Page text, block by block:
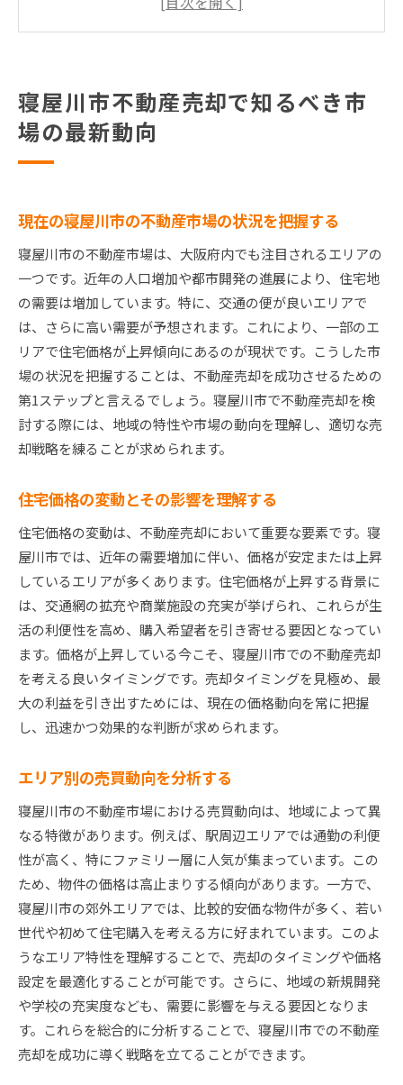
需要と供給のバランスを見極める
地域特性を活かした寝屋川市不動産売却の秘訣
地域の魅力を最大限に活用する方法
近隣施設の特徴を売却戦略に組み込む
地元住民のニーズに応える提案を考える
成功する寝屋川市不動産売却戦略のポイント
効果的なプロモーション方法を検討する
オンラインプラットフォームを活用した集客
専門家のアドバイスを受けるメリット
売却時期の選定がもたらす影響
価格設定のコツと交渉術を学ぶ
購入者の視点を考慮した物件魅力の強化
寝屋川市での不動産売却で高価格を実現する方法
ア
競争力を持たせるための物件差別化戦略
プロの写真撮影で魅力を引き出す
広告文におけるキャッチコピーの重要性
過去の成功事例から学ぶ価格設定の秘訣
購入者が求める付加価値を提供する方法
寝屋川市不動産市場の魅力を最大限に引き出す売却
術
地元の不動産エージェント活用法
エコフレンドリーな家づくりの提案
ターゲット層を意識した魅力的な提案
地元の学校や教育環境をアピール
交通アクセスの利便性を強調する
賢く売る！寝屋川市不動産売却で押さえるべき要点
売却計画の初期段階での重要ポイント
法的手続きと規制をクリアする方法
物件の査定から始める準備の基本
潜在的な購入者へのアピール方法
売却後のリロケーション計画を考慮する
寝屋川市不動産売却で知るべき市
場の最新動向
現在の寝屋川市の不動産市場の状況を把握する
寝屋川市の不動産市場は、大阪府内でも注目されるエリアの
一つです。近年の人口増加や都市開発の進展により、住宅地
の需要は増加しています。特に、交通の便が良いエリアで
は、さらに高い需要が予想されます。これにより、一部のエ
リアで住宅価格が上昇傾向にあるのが現状です。こうした市
場の状況を把握することは、不動産売却を成功させるための
第1ステップと言えるでしょう。寝屋川市で不動産売却を検
討する際には、地域の特性や市場の動向を理解し、適切な売
却戦略を練ることが求められます。
住宅価格の変動とその影響を理解する
住宅価格の変動は、不動産売却において重要な要素です。寝
屋川市では、近年の需要増加に伴い、価格が安定または上昇
しているエリアが多くあります。住宅価格が上昇する背景に
は、交通網の拡充や商業施設の充実が挙げられ、これらが生
活の利便性を高め、購入希望者を引き寄せる要因となってい
ます。価格が上昇している今こそ、寝屋川市での不動産売却
を考える良いタイミングです。売却タイミングを見極め、最
大の利益を引き出すためには、現在の価格動向を常に把握
し、迅速かつ効果的な判断が求められます。
エリア別の売買動向を分析する
寝屋川市の不動産市場における売買動向は、地域によって異
なる特徴があります。例えば、駅周辺エリアでは通勤の利便
性が高く、特にファミリー層に人気が集まっています。この
ため、物件の価格は高止まりする傾向があります。一方で、
寝屋川市の郊外エリアでは、比較的安価な物件が多く、若い
世代や初めて住宅購入を考える方に好まれています。このよ
うなエリア特性を理解することで、売却のタイミングや価格
設定を最適化することが可能です。さらに、地域の新規開発
や学校の充実度なども、需要に影響を与える要因となりま
す。これらを総合的に分析することで、寝屋川市での不動産
売却を成功に導く戦略を立てることができます。